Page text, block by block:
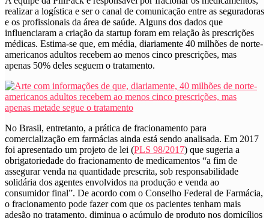
realizar a logística e ser o canal de comunicação entre as seguradoras
e os profissionais da área de saúde. Alguns dos dados que
influenciaram a criação da startup foram em relação às prescrições
médicas. Estima-se que, em média, diariamente 40 milhões de norte-
americanos adultos recebem ao menos cinco prescrições, mas
apenas 50% deles seguem o tratamento.
No Brasil, entretanto, a prática de fracionamento para
comercialização em farmácias ainda está sendo analisada. Em 2017
foi apresentado um projeto de lei (PLS 98/2017) que sugeria a
obrigatoriedade do fracionamento de medicamentos “a fim de
assegurar venda na quantidade prescrita, sob responsabilidade
solidária dos agentes envolvidos na produção e venda ao
consumidor final”. De acordo com o Conselho Federal de Farmácia,
o fracionamento pode fazer com que os pacientes tenham mais
adesão no tratamento, diminua o acúmulo de produto nos domicílios